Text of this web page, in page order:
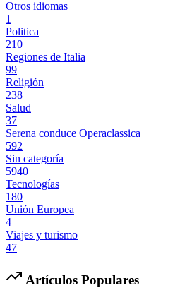
Otros idiomas
1
Politica
210
Regiones de Italia
99
Religión
238
Salud
37
Serena conduce Operaclassica
592
Sin categoría
5940
Tecnologías
180
Unión Europea
4
Viajes y turismo
47
Artículos Populares